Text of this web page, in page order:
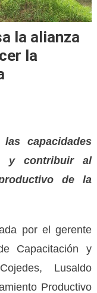
la alianza
la
capacidades
y contribuir al
de la
por el gerente
Capacitación y
Lusaldo
Productivo